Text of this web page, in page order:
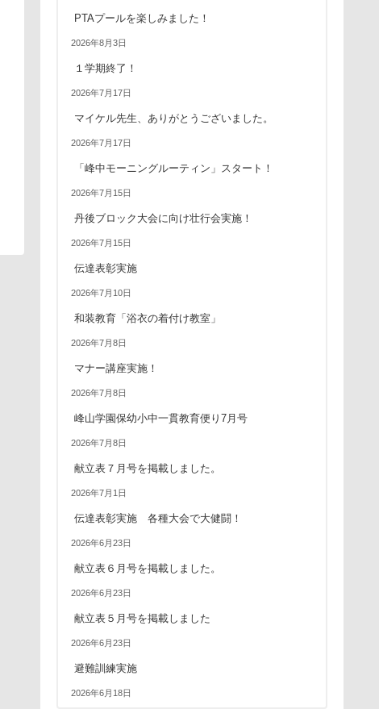
PTAプールを楽しみました！
2026年8月3日
１学期終了！
2026年7月17日
マイケル先生、ありがとうございました。
2026年7月17日
「峰中モーニングルーティン」スタート！
2026年7月15日
丹後ブロック大会に向け壮行会実施！
2026年7月15日
伝達表彰実施
2026年7月10日
和装教育「浴衣の着付け教室」
2026年7月8日
マナー講座実施！
2026年7月8日
峰山学園保幼小中一貫教育便り7月号
2026年7月8日
献立表７月号を掲載しました。
2026年7月1日
伝達表彰実施 各種大会で大健闘！
2026年6月23日
献立表６月号を掲載しました。
2026年6月23日
献立表５月号を掲載しました
2026年6月23日
避難訓練実施
2026年6月18日